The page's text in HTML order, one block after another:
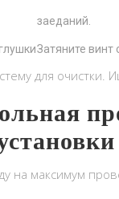
заеданий.
Затяните винт
для очистки.
на максимум